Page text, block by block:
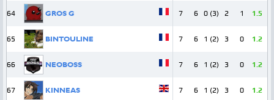
64 GROS G 7 6 0 (3) 2 1 1.5
65 BINTOULINE 7 6 1 (2) 3 0 1.2
66 NEOBOSS 7 6 1 (2) 3 0 1.2
67 KINNEAS 7 6 1 (2) 3 0 1.2